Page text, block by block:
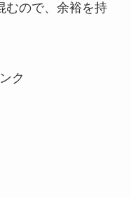
むので、余裕を持
ク